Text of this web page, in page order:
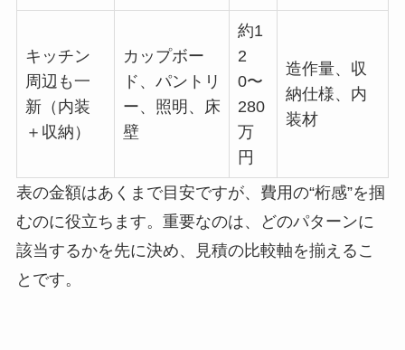
キッチン
周辺も一
新（内装
＋収納）
カップボー
ド、パントリ
ー、照明、床
壁
約1
2
0〜
280
万
円
造作量、収
納仕様、内
装材
表の金額はあくまで目安ですが、費用の“桁感”を掴
むのに役立ちます。重要なのは、どのパターンに
該当するかを先に決め、見積の比較軸を揃えるこ
とです。